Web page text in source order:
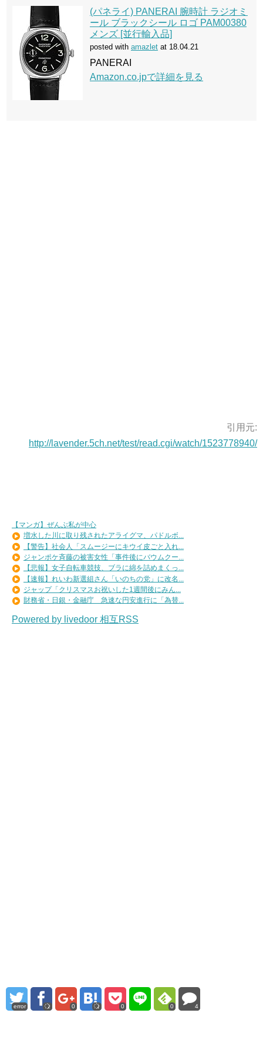
(パネライ) PANERAI 腕時計 ラジオミ
ール ブラックシール ロゴ PAM00380
メンズ [並行輸入品]
posted with amazlet at 18.04.21
PANERAI
Amazon.co.jpで詳細を見る
引用元:
http://lavender.5ch.net/test/read.cgi/watch/1523778940/
【マンガ】ぜんぶ私が中心
増水した川に取り残されたアライグマ、パドルボ...
【警告】社会人「スムージーにキウイ皮ごと入れ...
ジャンポケ斉藤の被害女性「事件後にバウムクー...
【悲報】女子自転車競技、ブラに綿を詰めまくっ...
【速報】れいわ新選組さん「いのちの党」に改名...
ジャップ「クリスマスお祝いした1週間後にみん...
財務省・日銀・金融庁 急速な円安進行に「為替...
Powered by livedoor 相互RSS
error 0 0 0 4